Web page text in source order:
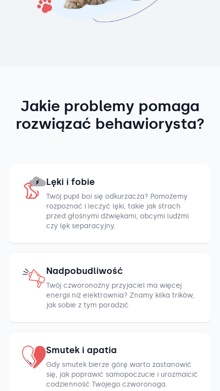
Jakie problemy pomaga
rozwiązać behawiorysta?
Lęki i fobie
Twój pupil boi się odkurzacza? Pomożemy
rozpoznać i leczyć lęki, takie jak strach
przed głośnymi dźwiękami, obcymi ludźmi
czy lęk separacyjny.
Nadpobudliwość
Twój czworonożny przyjaciel ma więcej
energii niż elektrownia? Znamy kilka trików,
jak sobie z tym poradzić.
Smutek i apatia
Gdy smutek bierze górę warto zastanowić
się, jak poprawić samopoczucie i urozmaicić
codzienność Twojego czworonoga.